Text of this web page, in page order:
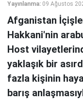
Yayınlanma: 09 Ağustos
Afganistan
Hakkani'nin
Host
yaklaşık bir
fazla kişinin
barış